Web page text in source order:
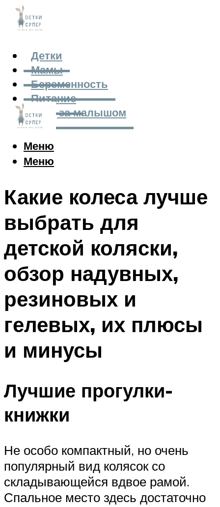
Детки
Мамы
Беременность
Питание
Уход за малышом
Меню
Меню
Какие колеса лучше
выбрать для
детской коляски,
обзор надувных,
резиновых и
гелевых, их плюсы
и минусы
Лучшие прогулки-
книжки
Не особо компактный, но очень
популярный вид колясок со
складывающейся вдвое рамой.
Спальное место здесь достаточно